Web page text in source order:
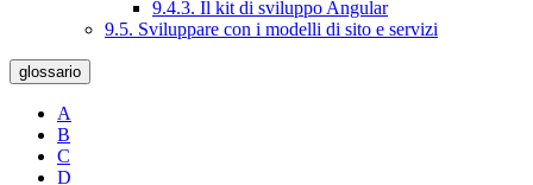
9.4.3. Il kit di sviluppo Angular
9.5. Sviluppare con i modelli di sito e servizi
glossario
A
B
C
D